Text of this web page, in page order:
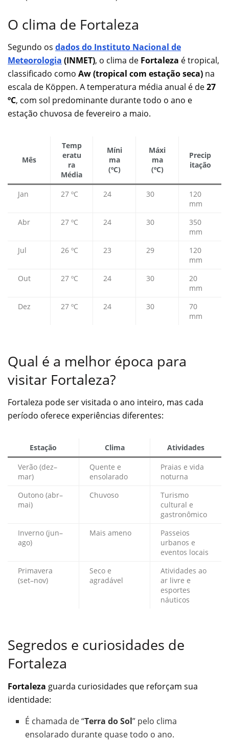
O clima de Fortaleza
Segundo os dados do Instituto Nacional de
Meteorologia (INMET), o clima de Fortaleza é tropical,
classificado como Aw (tropical com estação seca) na
escala de Köppen. A temperatura média anual é de27
ºC, com sol predominante durante todo o ano e
estação chuvosa de fevereiro a maio.
Mês
Temp
eratu
ra
Média
Míni
ma
(ºC)
Máxi
ma
(ºC)
Precip
itação
Jan 27 ºC 24 30
120
mm
Abr
27 ºC 24 30
350
mm
Jul
26 ºC 23 29
120
mm
Out
27 ºC 24 30
20
mm
Dez
27 ºC 24 30
70
mm
Qual é a melhor época para
visitar Fortaleza?
Fortaleza pode ser visitada o ano inteiro, mas cada
período oferece experiências diferentes:
Estação Clima
Atividades
Verão (dez–
mar)
Quente e
ensolarado
Praias e vida
noturna
Outono (abr–
mai)
Chuvoso
Turismo
cultural e
gastronômico
Inverno (jun–
ago)
Mais ameno
Passeios
urbanos e
eventos locais
Primavera
(set–nov)
Seco e
agradável
Atividades ao
ar livre e
esportes
náuticos
Segredos e curiosidades de
Fortaleza
Fortaleza guarda curiosidades que reforçam sua
identidade:
É chamada de “Terra do Sol” pelo clima
ensolarado durante quase todo o ano.